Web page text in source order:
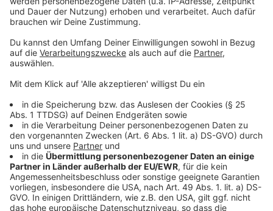
Anzeige
Keine Einschränkungen mehr für LKW
Wird die neue Brücke am 4. Februar freigegeben, fa
alle bisher geltenden Gewichtsbeschränkungen
(Überfahrtverbot für Fahrzeuge schwerer als 3,5
Tonnen) weg. LKW, Reisebusse und alle sonstigen
Fahrzeuge dürfen über die Brücke wieder fahren.
Deswegen werden während der Vollsperrung auch alle
LKW-Sperranlagen entfernt.